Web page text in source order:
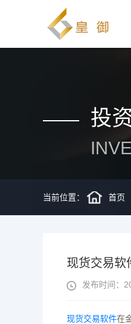
投
当前位置： 首页
现货交易软
发布时间：
现货交易软件在